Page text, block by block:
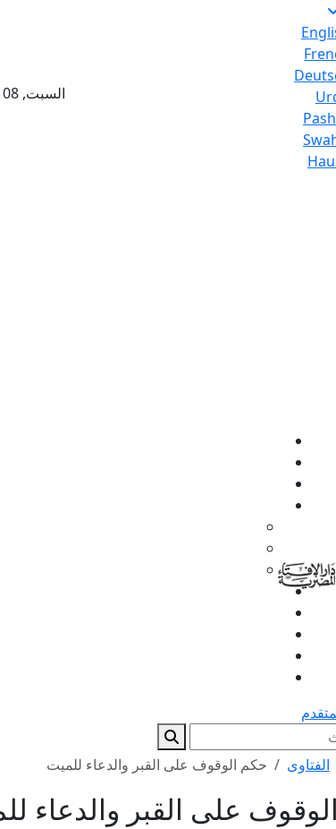
السبت, 08 أغسطس 2026 – 25 صفر 1448 هـ
الفتاوى حكم الوقوف على القبر والدعاء للميت
على القبر والدعاء